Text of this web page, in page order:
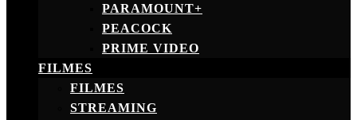
PARAMOUNT+
PEACOCK
PRIME VIDEO
FILMES
FILMES
STREAMING